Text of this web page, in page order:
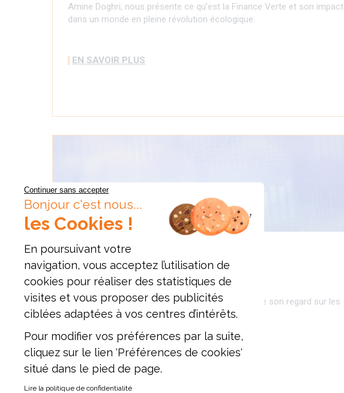
Amine Doghri, nous présente ce qu’est la Finance Verte et son impact
dans un monde en pleine révolution écologique.
EN SAVOIR PLUS
FINANCE
L’ÉVOLUTION DES MÉTIERS DE LA FINANCE
Amine DOGHRI, professeur à l’ESAM nous apporte son regard sur les
métiers de la Finance.
EN SAVOIR PLUS
Continuer sans accepter
Bonjour c'est nous...
les Cookies !
En poursuivant votre
navigation, vous acceptez l’utilisation de
cookies pour réaliser des statistiques de
visites et vous proposer des publicités
ciblées adaptées à vos centres d’intérêts.
Pour modifier vos préférences par la suite,
cliquez sur le lien 'Préférences de cookies'
situé dans le pied de page.
Lire la politique de confidentialité